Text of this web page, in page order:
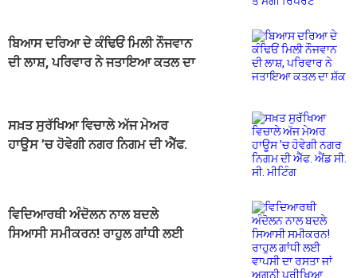
ਬਿਆਸ ਦਰਿਆ ਦੇ ਕੰਢਿਓਂ ਮਿਲੀ ਨੌਜਵਾਨ
ਦੀ ਲਾਸ਼, ਪਰਿਵਾਰ ਨੇ ਜਤਾਇਆ ਕਤਲ ਦਾ
ਸਖ਼ਤ ਸੁਰੱਖਿਆ ਵਿਚਾਲੇ ਅੱਜ ਮੇਅਰ
ਹਾਊਸ ’ਚ ਹੋਵੇਗੀ ਨਗਰ ਨਿਗਮ ਦੀ ਐੱਫ.
ਵਿਦਿਆਰਥੀ ਅੰਦੋਲਨ ਨਾਲ ਬਦਲੇ
ਸਿਆਸੀ ਸਮੀਕਰਨ! ਰਾਹੁਲ ਗਾਂਧੀ ਲਈ